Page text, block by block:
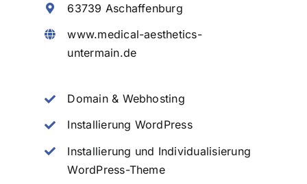
Referenzen
63739 Aschaffenburg
www.medical-aesthetics-
untermain.de
Domain & Webhosting
Installierung WordPress
Installierung und Individualisierung
WordPress-Theme